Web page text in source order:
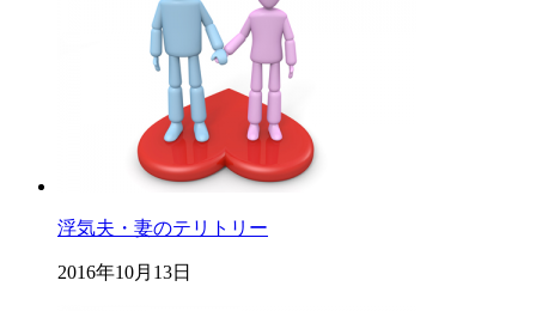
浮気夫・妻のテリトリー
2016年10月13日